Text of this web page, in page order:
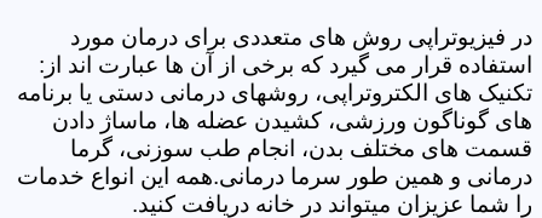
در فیزیوتراپی روش های متعددی برای درمان مورد
استفاده قرار می گیرد که برخی از آن ها عبارت اند از:
تکنیک های الکتروتراپی، روشهای درمانی دستی یا برنامه
های گوناگون ورزشی، کشیدن عضله ها، ماساژ دادن
قسمت های مختلف بدن، انجام طب سوزنی، گرما
درمانی و همین طور سرما درمانی.همه این انواع خدمات
را شما عزیزان میتواند در خانه دریافت کنید.